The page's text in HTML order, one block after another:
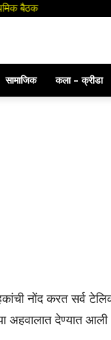
बैठक
सामाजिक कला – क्रीडा
नोंद करत सर्व
अहवालात देण्यात